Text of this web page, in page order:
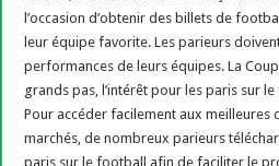
l’occasion d’obtenir des billets de
leur équipe favorite. Les parieurs
performances de leurs équipes. La
grands pas, l’intérêt pour les paris sur
Pour accéder facilement aux meilleures
marchés, de nombreux parieurs
paris sur le football afin de faciliter le